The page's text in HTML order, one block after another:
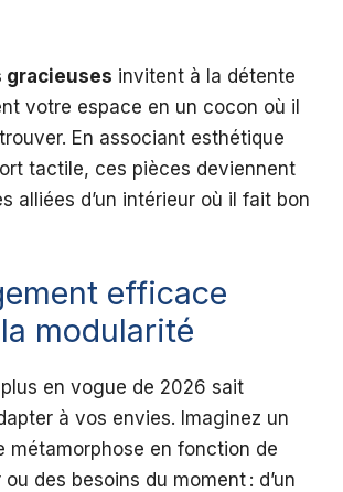
gracieuses invitent à la détente
votre espace en un cocon où il
En associant esthétique
tactile, ces pièces deviennent
alliées d’un intérieur où il fait bon
efficace
modularité
en vogue de 2026 sait
à vos envies. Imaginez un
métamorphose en fonction de
des besoins du moment : d’un